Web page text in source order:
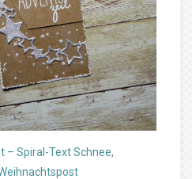
– Spiral-Text Schnee,